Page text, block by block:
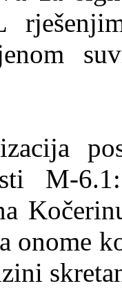
M-
onome